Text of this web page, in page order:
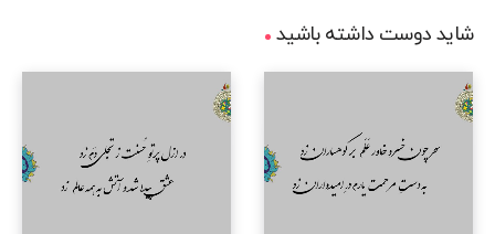
شاید دوست داشته باشید